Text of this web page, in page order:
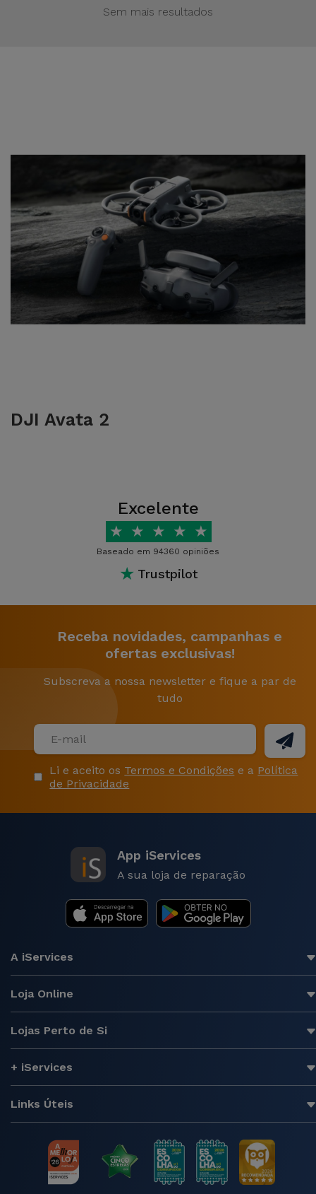
Sem mais resultados
DJI Avata 2
Excelente
★ ★ ★ ★ ★
Baseado em 94360 opiniões
★ Trustpilot
Receba novidades, campanhas e
ofertas exclusivas!
Subscreva a nossa newsletter e fique a par de
tudo
Li e aceito os Termos e Condições e a Política
de Privacidade
App iServices
A sua loja de reparação
A iServices
Loja Online
Lojas Perto de Si
+ iServices
Links Úteis